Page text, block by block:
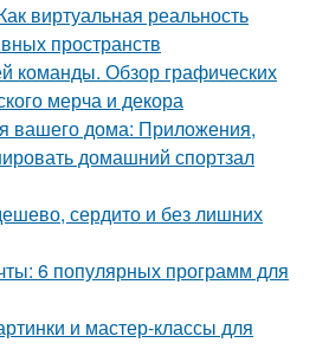
виртуальная реальность
пространств
команды. Обзор графических
мерча и декора
вашего дома: Приложения,
домашний спортзал
сердито и без лишних
6 популярных программ для
и мастер-классы для